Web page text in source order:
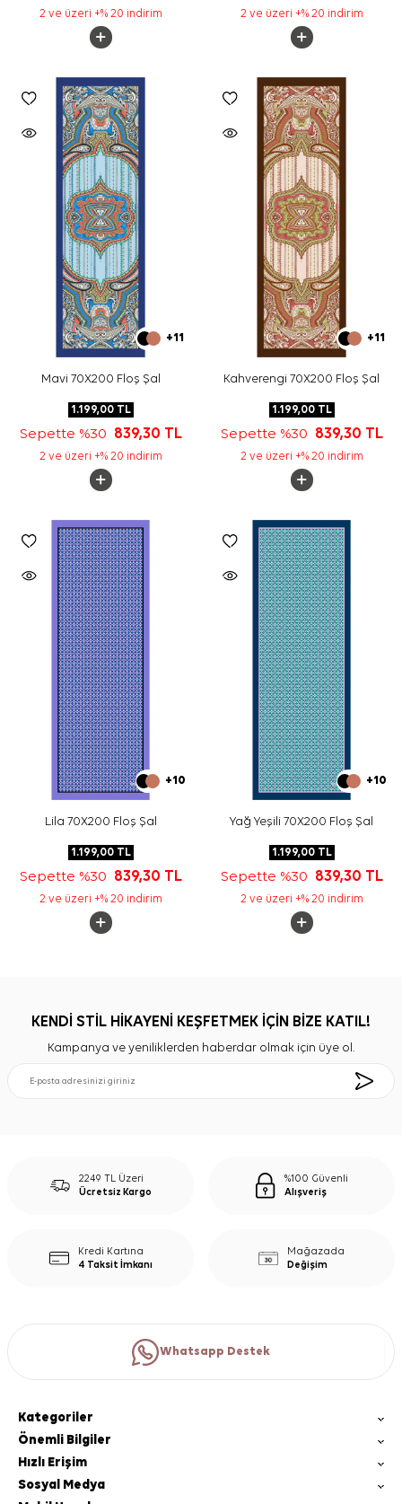
2 ve üzeri +% 20 indirim 2 ve üzeri +% 20 indirim
+11
Mavi 70X200 Floş Şal
1.199,00TL
Sepette %30 839,30 TL
2 ve üzeri +% 20 indirim
+11
Kahverengi 70X200 Floş Şal
1.199,00TL
Sepette %30 839,30 TL
2 ve üzeri +% 20 indirim
+10
Lila 70X200 Floş Şal
1.199,00TL
Sepette %30 839,30 TL
2 ve üzeri +% 20 indirim
+10
Yağ Yeşili 70X200 Floş Şal
1.199,00TL
Sepette %30 839,30 TL
2 ve üzeri +% 20 indirim
KENDİ STİL HİKAYENİ KEŞFETMEK İÇİN BİZE KATIL!
Kampanya ve yeniliklerden haberdar olmak için üye ol.
2249 TL Üzeri
Ücretsiz Kargo
%100 Güvenli
Alışveriş
Kredi Kartına
4 Taksit İmkanı
Mağazada
Değişim
Whatsapp Destek
Kategoriler
Önemli Bilgiler
Hızlı Erişim
Sosyal Medya